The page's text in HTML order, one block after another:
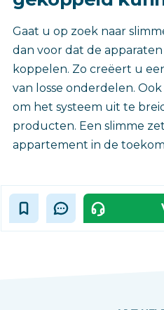
Gaat u op zoek naar
dan voor dat de
koppelen. Zo creëert u
van losse onderdelen.
om het systeem uit te
producten. Een slimme
appartement in de